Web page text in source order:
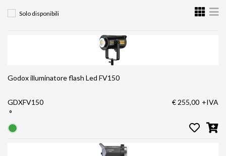
Solo disponibili
Godox illuminatore flash Led FV150
GDXFV150
°
€ 255,00 +IVA